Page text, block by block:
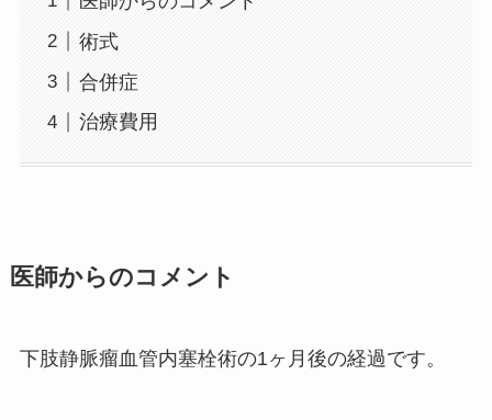
術式
合併症
治療費用
医師からのコメント
下肢静脈瘤血管内塞栓術の1ヶ月後の経過です。